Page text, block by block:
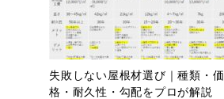
失敗しない屋根材選び｜種類・価
格・耐久性・勾配をプロが解説